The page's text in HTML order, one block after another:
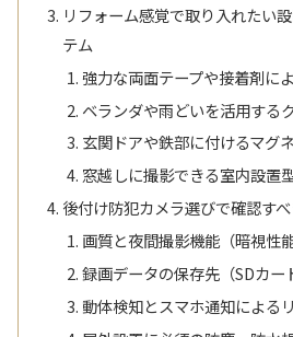
リフォーム感覚で取り入れたい
テム
強力な両面テープや接着剤に
ベランダや雨どいを活用する
玄関ドアや鉄部に付けるマグ
窓越しに撮影できる室内設置
後付け防犯カメラ選びで確認す
画質と夜間撮影機能（暗視性
録画データの保存先（SDカー
動体検知とスマホ通知による